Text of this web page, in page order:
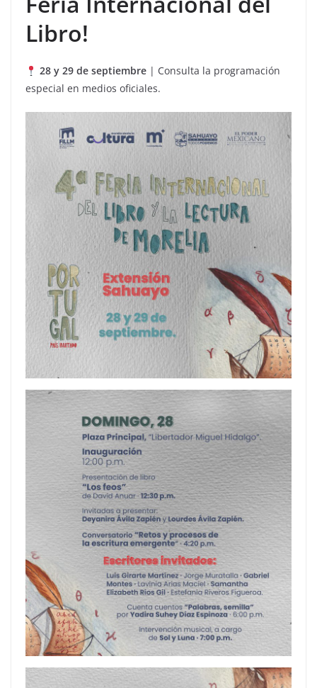
Libro!
28 y 29 de septiembre| Consulta la programación
especial en medios oficiales.